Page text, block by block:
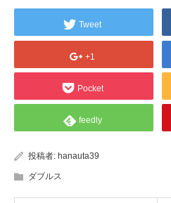
Tweet
+1
Pocket
feedly
投稿者: hanauta39
ダブルス